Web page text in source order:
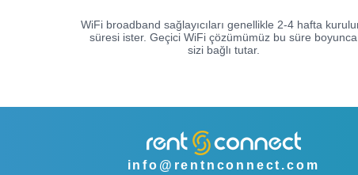
WiFi broadband sağlayıcıları genellikle 2-4 hafta
süresi ister. Geçici WiFi çözümümüz bu süre boyunca
sizi bağlı tutar.
info@rentnconnect.com